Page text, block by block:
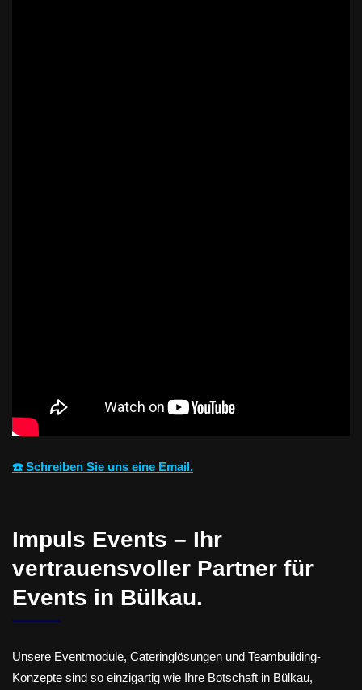
☎️ Schreiben Sie uns eine Email.
Impuls Events – Ihr
vertrauensvoller Partner für
Events in Bülkau.
Unsere Eventmodule, Cateringlösungen und Teambuilding-
Konzepte sind so einzigartig wie Ihre Botschaft in Bülkau,